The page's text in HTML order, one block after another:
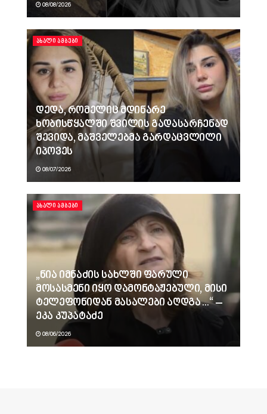
08/08/2026
ᲐᲮᲐᲚᲘ ᲐᲛᲑᲔᲑᲘ
დედა, რომელიც მდინარე
ხობისწყალში შვილის გადასარჩენად
შევიდა, მაშველებმა გარდაცვლილი
იპოვეს
08/07/2026
ᲐᲮᲐᲚᲘ ᲐᲛᲑᲔᲑᲘ
„ნია იმნაძის სახლში ფარული
მოსასმენი იყო დამონტაჟებული, მისი
ტელეფონიდან მასალები აღდგა…“ –
ეკა კუპატაძე
08/06/2026